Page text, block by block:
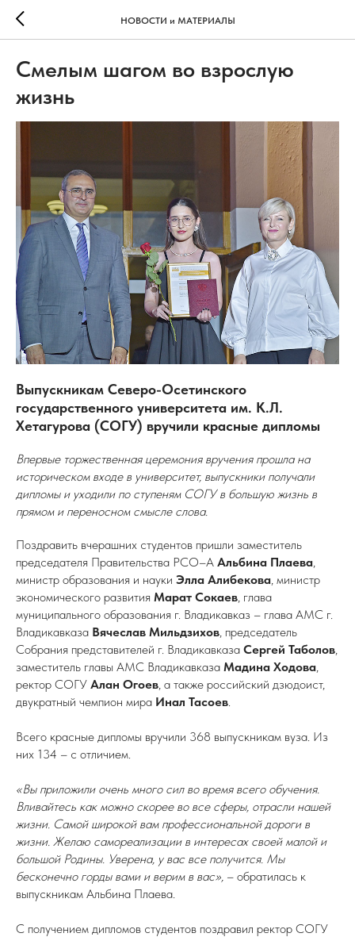
НОВОСТИ и МАТЕРИАЛЫ
Смелым шагом во взрослую
жизнь
Выпускникам Северо-Осетинского
государственного университета им. К.Л.
Хетагурова (СОГУ) вручили красные дипломы
Впервые торжественная церемония вручения прошла на
историческом входе в университет, выпускники получали
дипломы и уходили по ступеням СОГУ в большую жизнь в
прямом и переносном смысле слова.
Поздравить вчерашних студентов пришли заместитель
председателя Правительства РСО–А Альбина Плаева,
министр образования и науки Элла Алибекова, министр
экономического развития Марат Сокаев, глава
муниципального образования г. Владикавказ – глава АМС г.
Владикавказа Вячеслав Мильдзихов, председатель
Собрания представителей г. Владикавказа Сергей Таболов,
заместитель главы АМС Владикавказа Мадина Ходова,
ректор СОГУ Алан Огоев, а также российский дзюдоист,
двукратный чемпион мира Инал Тасоев.
Всего красные дипломы вручили 368 выпускникам вуза. Из
них 134 – с отличием.
«Вы приложили очень много сил во время всего обучения.
Вливайтесь как можно скорее во все сферы, отрасли нашей
жизни. Самой широкой вам профессиональной дороги в
жизни. Желаю самореализации в интересах своей малой и
большой Родины. Уверена, у вас все получится. Мы
бесконечно горды вами и верим в вас», – обратилась к
выпускникам Альбина Плаева.
С получением дипломов студентов поздравил ректор СОГУ